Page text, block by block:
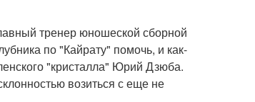
тренер юношеской сборной
по "Кайрату" помочь, и как-
"кристалла" Юрий Дзюба.
возиться с еще не